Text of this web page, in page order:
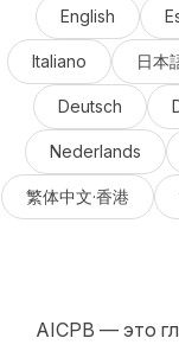
English
Italiano 日本
Deutsch
Nederlands
繁体中文·香港
AICPB — это